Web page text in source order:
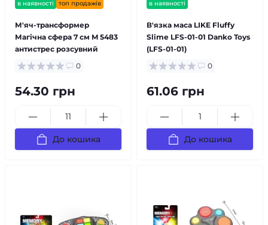
в наявності топ продажів
М'яч-трансформер
Магічна сфера 7 см M 5483
антистрес розсувний
0
54.30 грн
До кошика
в наявності
В'язка маса LIKE Fluffy
Slime LFS-01-01 Danko Toys
(LFS-01-01)
0
61.06 грн
До кошика